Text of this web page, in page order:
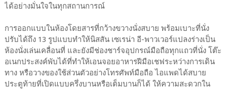
ได้อย่างมั่นใจในทุกสถานการณ์
การออกแบบในห้องโดยสารที่กว้างขวางนั่งสบาย พร้อมเบาะที่นั่ง
ปรับได้ถึง 13 รูปแบบทำให้นิสสัน เซเรน่า อี-พาวเวอร์แปลงร่างเป็น
ห้องนั่งเล่นเคลื่อนที่ และยังมีช่องชาร์จอุปกรณ์มือถือทุกแถวที่นั่ง โต๊ะ
อเนกประสงค์พับได้ที่ทำให้เอนจอยอาหารฝีมือเชฟระหว่างการเดิน
ทาง หรือวางของใช้ส่วนตัวอย่างโทรศัพท์มือถือ ไอแพดได้สบาย
ประตูท้ายที่เปิดแบบครึ่งบานหรือเต็มบานก็ได้ ให้ความสะดวกใน